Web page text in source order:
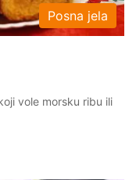
Posna jela
vole morsku ribu ili